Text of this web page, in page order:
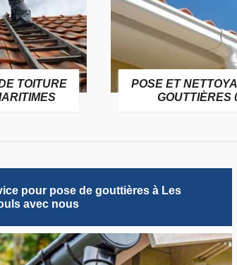
TOITURE
POSE ET
GOUTTIÈRES
pour pose de gouttières à Les
avec nous